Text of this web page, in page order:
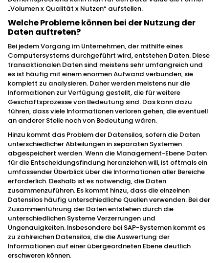
„Volumen x Qualität x Nutzen“ aufstellen.
Welche Probleme können bei der Nutzung der
Daten auftreten?
Bei jedem Vorgang im Unternehmen, der mithilfe eines
Computersystems durchgeführt wird, entstehen Daten. Diese
transaktionalen Daten sind meistens sehr umfangreich und
es ist häufig mit einem enormen Aufwand verbunden, sie
komplett zu analysieren. Daher werden meistens nur die
Informationen zur Verfügung gestellt, die für weitere
Geschäftsprozesse von Bedeutung sind. Das kann dazu
führen, dass viele Informationen verloren gehen, die eventuell
an anderer Stelle noch von Bedeutung wären.
Hinzu kommt das Problem der Datensilos, sofern die Daten
unterschiedlicher Abteilungen in separaten Systemen
abgespeichert werden. Wenn die Management-Ebene Daten
für die Entscheidungsfindung heranziehen will, ist oftmals ein
umfassender Überblick über die Informationen aller Bereiche
erforderlich. Deshalb ist es notwendig, die Daten
zusammenzuführen. Es kommt hinzu, dass die einzelnen
Datensilos häufig unterschiedliche Quellen verwenden. Bei der
Zusammenführung der Daten entstehen durch die
unterschiedlichen Systeme Verzerrungen und
Ungenauigkeiten. Insbesondere bei SAP-Systemen kommt es
zu zahlreichen Datensilos, die die Auswertung der
Informationen auf einer übergeordneten Ebene deutlich
erschweren können.